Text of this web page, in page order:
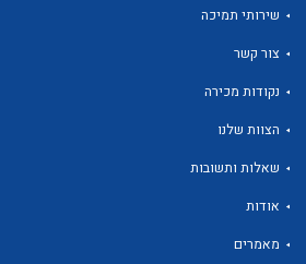
לכל מוצרי היצרן
שירותי תמיכה
צור קשר
נקודות מכירה
הצוות שלנו
שאלות ותשובות
אודות
מאמרים